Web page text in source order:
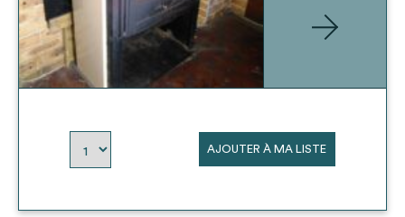
AJOUTER À MA LISTE